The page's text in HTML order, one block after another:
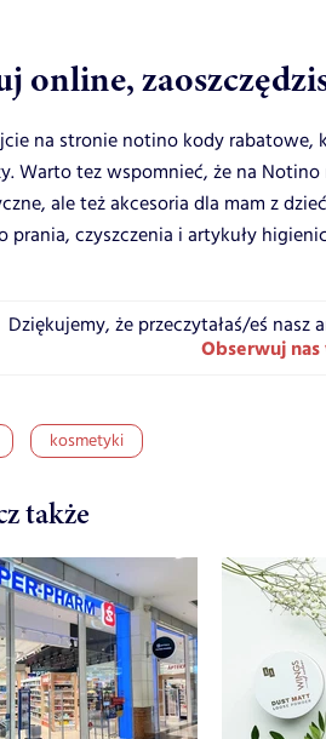
online,
na stronie notino kody rabatowe,
Warto tez wspomnieć, że na
ale też akcesoria dla mam z
prania, czyszczenia i artykuły
Dziękujemy, że przeczytałaś/eś nasz
Obserwuj
kosmetyki
także